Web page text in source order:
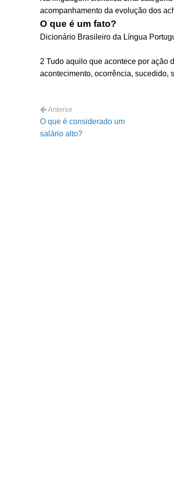
acompanhamento da evolução dos
O que é um fato?
Dicionário Brasileiro da Língua
2 Tudo aquilo que acontece por ação
acontecimento, ocorrência, sucedido,
Anterior
O que é considerado um
salário alto?